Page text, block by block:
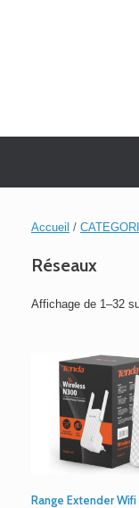
Accueil /
Réseaux
Affichage de 1–32
Range Extender